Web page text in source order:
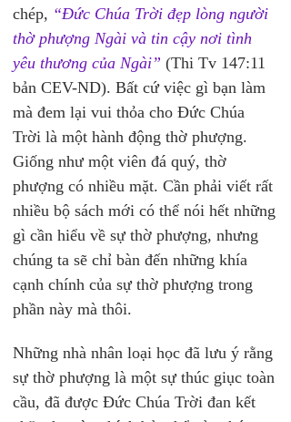
chép, “Đức Chúa Trời đẹp lòng người
thờ phượng Ngài và tin cậy nơi tình
yêu thương của Ngài” (Thi Tv 147:11
bản CEV-ND). Bất cứ việc gì bạn làm
mà đem lại vui thỏa cho Đức Chúa
Trời là một hành động thờ phượng.
Giống như một viên đá quý, thờ
phượng có nhiều mặt. Cần phải viết rất
nhiều bộ sách mới có thể nói hết những
gì cần hiểu về sự thờ phượng, nhưng
chúng ta sẽ chỉ bàn đến những khía
cạnh chính của sự thờ phượng trong
phần này mà thôi.
Những nhà nhân loại học đã lưu ý rằng
sự thờ phượng là một sự thúc giục toàn
cầu, đã được Đức Chúa Trời đan kết